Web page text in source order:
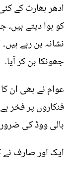
ادھر بھارت کے
کو ہوا دیتے
نشانہ بن رہے
جھونکا بن کر آیا۔
عوام نے بھی ان
فنکاروں پر فخر
بالی ووڈ کی
ایک اور صارف